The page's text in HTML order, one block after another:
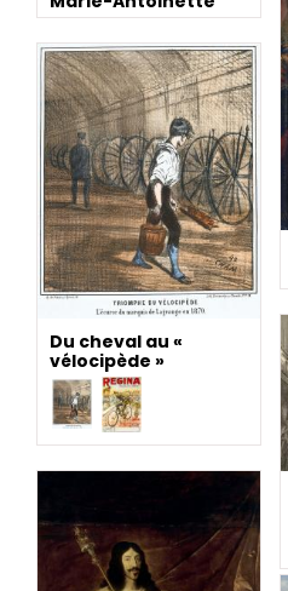
Du cheval au «
vélocipède »